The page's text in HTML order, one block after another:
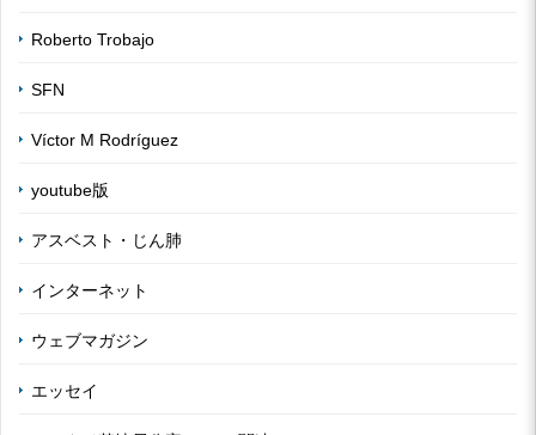
Roberto Trobajo
SFN
Víctor M Rodríguez
youtube版
アスベスト・じん肺
インターネット
ウェブマガジン
エッセイ